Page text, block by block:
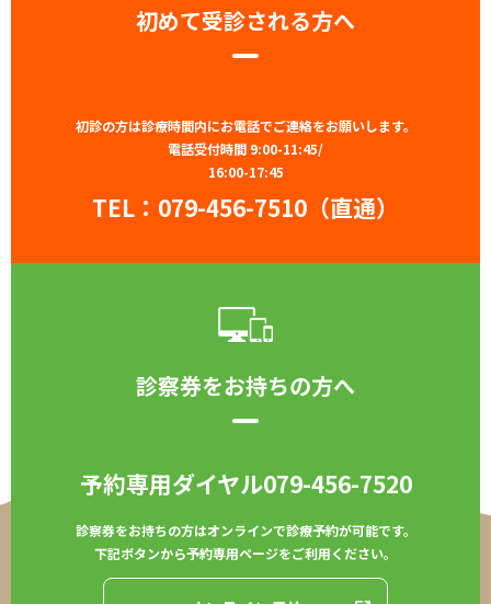
初めて受診される方へ
初診の方は診療時間内にお電話でご連絡をお願いします。
電話受付時間 9:00-11:45/
16:00-17:45
TEL： 079-456-7510（直通）
診察券をお持ちの方へ
予約専用ダイヤル079-456-7520
診察券をお持ちの方はオンラインで診療予約が可能です。
下記ボタンから予約専用ページをご利用ください。